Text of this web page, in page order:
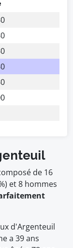
de 16
et 8 hommes
d'Argenteuil
a 39 ans